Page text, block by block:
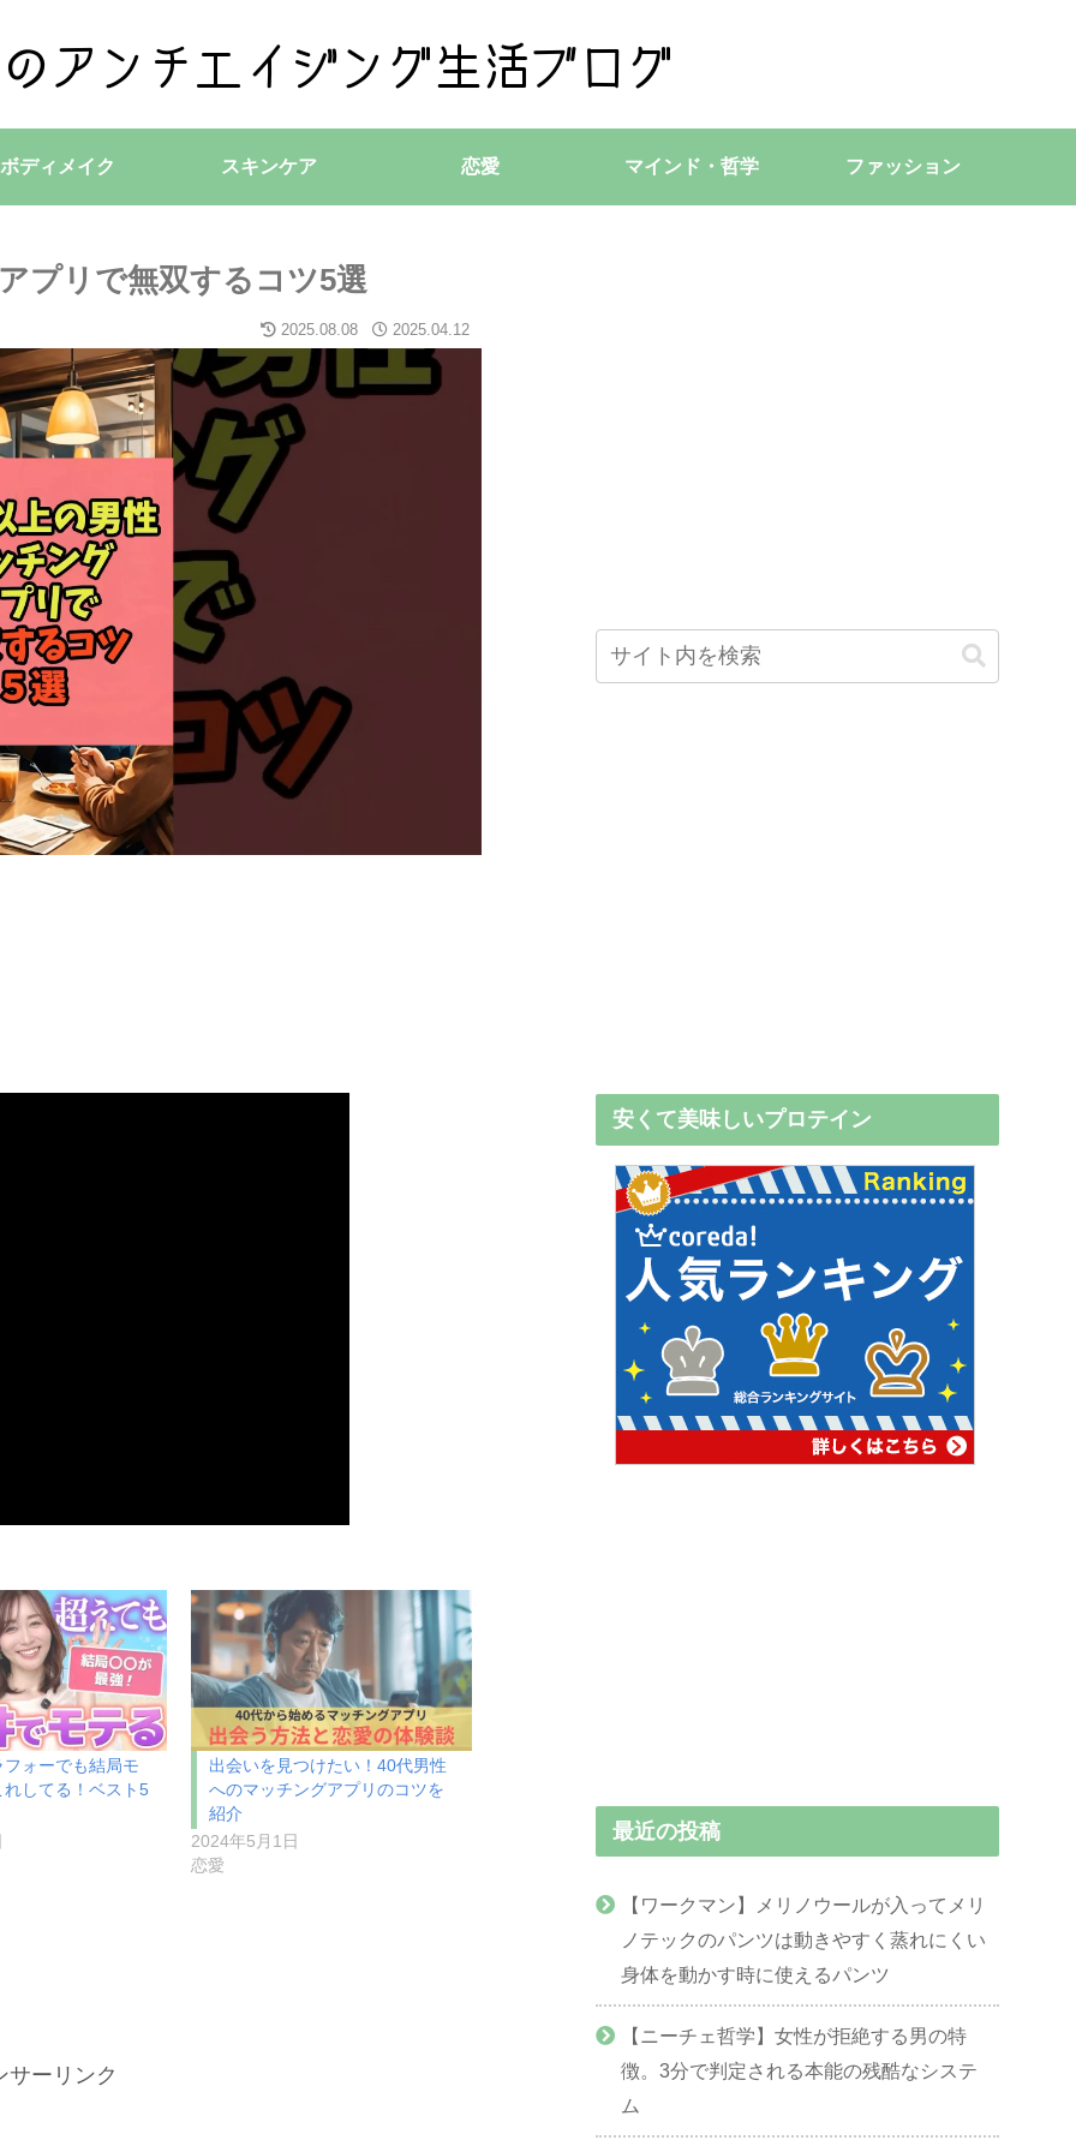
ボディメイク スキンケア 恋愛 マインド・哲学 ファッション
プリで無双するコツ5選
2025.08.08 2025.04.12
ォーでも結局モ
してる！ベスト5
出会いを見つけたい！40代男性
へのマッチングアプリのコツを
紹介
2024年5月1日
恋愛
サーリンク
安くて美味しいプロテイン
最近の投稿
【ワークマン】メリノウールが入ってメリ
ノテックのパンツは動きやすく蒸れにくい
身体を動かす時に使えるパンツ
【ニーチェ哲学】女性が拒絶する男の特
徴。3分で判定される本能の残酷なシステ
ム